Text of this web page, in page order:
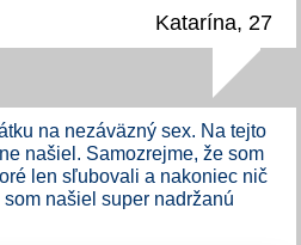
Katarína, 27
na nezáväzný sex. Na tejto
našiel. Samozrejme, že som
len sľubovali a nakoniec nič
našiel super nadržanú